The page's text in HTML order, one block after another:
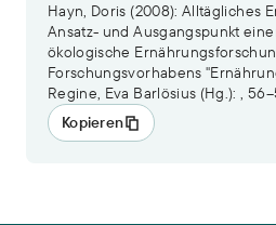
Hayn, Doris (2008): Alltägliches
Ansatz- und Ausgangspunkt
ökologische
Forschungsvorhabens
Regine, Eva Barlösius (Hg.): ,
Kopieren